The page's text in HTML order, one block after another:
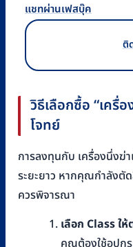
แชทผ่านเฟสบุ๊ค
ติ
วิธีเลือกซื้อ “เครื่
โจทย์
การลงทุนกับ เครื่องนึ่งฆ่
ระยะยาว หากคุณกำลังตั
ควรพิจารณา
เลือก Class ใ
คุณต้องใช้อุปก